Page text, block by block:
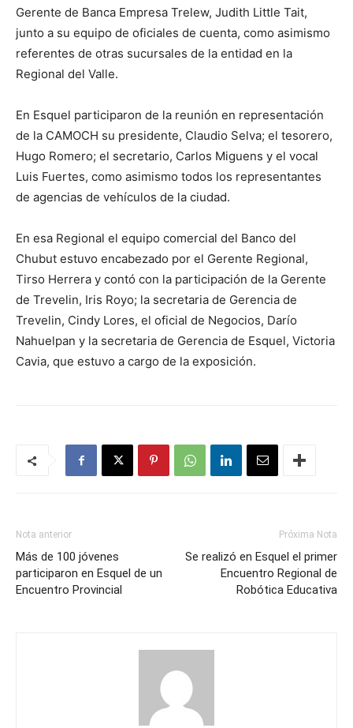
Gerente de Banca Empresa Trelew, Judith Little Tait,
junto a su equipo de oficiales de cuenta, como asimismo
referentes de otras sucursales de la entidad en la
Regional del Valle.
En Esquel participaron de la reunión en representación
de la CAMOCH su presidente, Claudio Selva; el tesorero,
Hugo Romero; el secretario, Carlos Miguens y el vocal
Luis Fuertes, como asimismo todos los representantes
de agencias de vehículos de la ciudad.
En esa Regional el equipo comercial del Banco del
Chubut estuvo encabezado por el Gerente Regional,
Tirso Herrera y contó con la participación de la Gerente
de Trevelin, Iris Royo; la secretaria de Gerencia de
Trevelin, Cindy Lores, el oficial de Negocios, Darío
Nahuelpan y la secretaria de Gerencia de Esquel, Victoria
Cavia, que estuvo a cargo de la exposición.
Nota anterior
Más de 100 jóvenes
participaron en Esquel de un
Encuentro Provincial
Próxima Nota
Se realizó en Esquel el primer
Encuentro Regional de
Robótica Educativa